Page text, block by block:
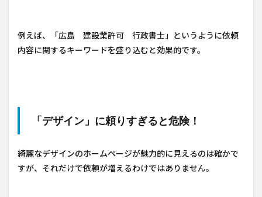
例えば、「広島 建設業許可 行政書士」というように依頼
内容に関するキーワードを盛り込むと効果的です。
「デザイン」に頼りすぎると危険！
綺麗なデザインのホームページが魅力的に見えるのは確かで
すが、それだけで依頼が増えるわけではありません。